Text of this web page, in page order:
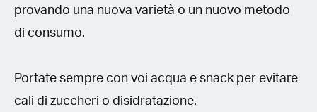
provando una nuova varietà o un nuovo metodo
di consumo.
Portate sempre con voi acqua e snack per evitare
cali di zuccheri o disidratazione.